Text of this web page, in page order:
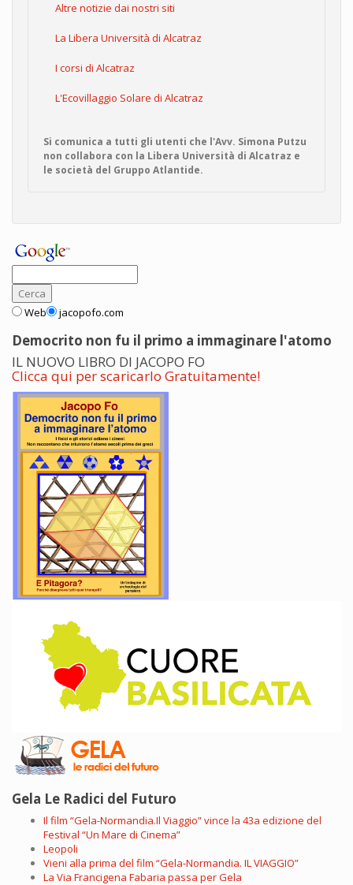
Altre notizie dai nostri siti
La Libera Università di Alcatraz
I corsi di Alcatraz
L'Ecovillaggio Solare di Alcatraz
Si comunica a tutti gli utenti che l'Avv. Simona Putzu
non collabora con la Libera Università di Alcatraz e
le società del Gruppo Atlantide.
Web jacopofo.com
Democrito non fu il primo a immaginare l'atomo
IL NUOVO LIBRO DI JACOPO FO
Clicca qui per scaricarlo Gratuitamente!
Gela Le Radici del Futuro
Il film “Gela-Normandia.Il Viaggio” vince la 43a edizione del
Festival “Un Mare di Cinema”
Leopoli
Vieni alla prima del film “Gela-Normandia. IL VIAGGIO”
La Via Francigena Fabaria passa per Gela